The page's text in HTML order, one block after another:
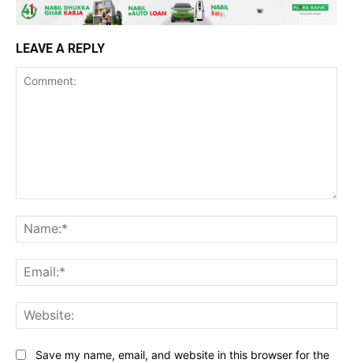
LEAVE A REPLY
Save my name, email, and website in this browser for the